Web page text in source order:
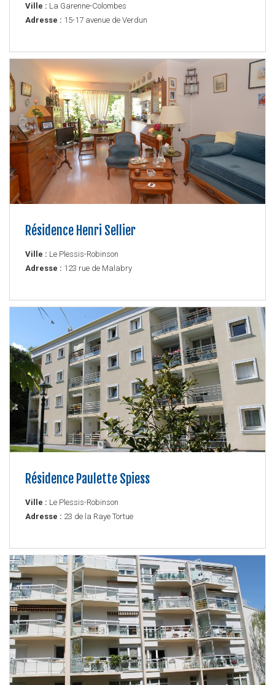
Ville : La Garenne-Colombes
Adresse : 15-17 avenue de Verdun
Résidence Henri Sellier
Ville : Le Plessis-Robinson
Adresse : 123 rue de Malabry
Résidence Paulette Spiess
Ville : Le Plessis-Robinson
Adresse : 23 de la Raye Tortue